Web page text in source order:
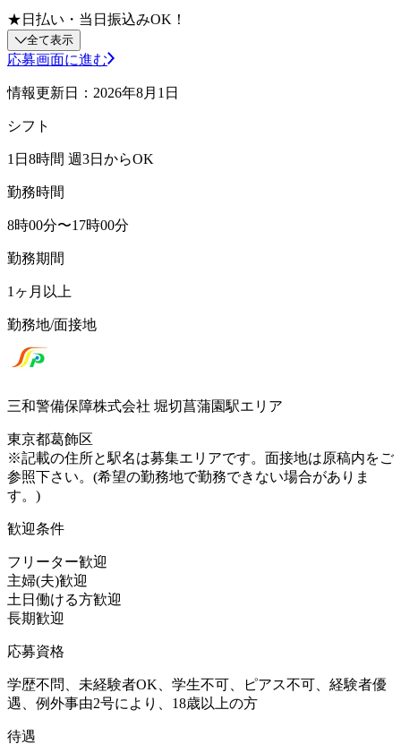
★日払い・当日振込みOK！
全て表示
応募画面に進む
情報更新日：2026年8月1日
シフト
1日8時間 週3日からOK
勤務時間
8時00分〜17時00分
勤務期間
1ヶ月以上
勤務地/面接地
三和警備保障株式会社 堀切菖蒲園駅エリア
東京都葛飾区
※記載の住所と駅名は募集エリアです。面接地は原稿内をご
参照下さい。(希望の勤務地で勤務できない場合がありま
す。)
歓迎条件
フリーター歓迎
主婦(夫)歓迎
土日働ける方歓迎
長期歓迎
応募資格
学歴不問、未経験者OK、学生不可、ピアス不可、経験者優
遇、例外事由2号により、18歳以上の方
待遇